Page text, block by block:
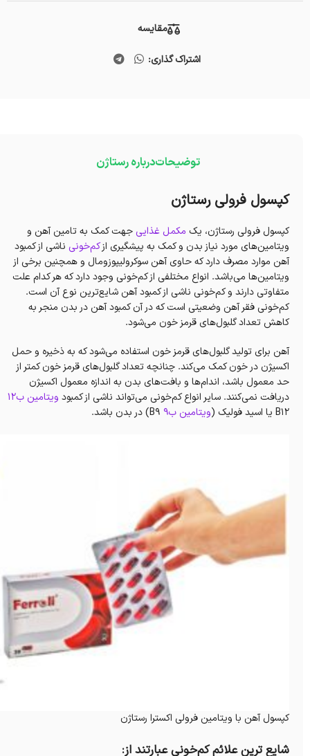
مقایسه
اشتراک گذاری:
توضیحاتدرباره رستاژن
کپسول فرولی رستاژن
کپسول فرولی رستاژن، یک مکمل غذایی جهت کمک به تامین آهن و
ویتامین‌های مورد نیاز بدن و کمک به پیشگیری ازکم‌خونی ناشی از کمبود
آهن موارد مصرف‌ دارد که حاوی آهن سوکرولیپوزومال و همچنین برخی از
ویتامین‌ها می‌باشد. انواع مختلفی از کم‌خونی وجود دارد که هر کدام علت
متفاوتی دارند و کم‌خونی ناشی از کمبود آهن شایع‌ترین نوع آن است.
کم‌خونی فقر آهن وضعیتی است که در آن کمبود آهن در بدن منجر به
کاهش تعداد گلبول‌های قرمز خون می‌شود.
آهن برای تولید گلبول‌های قرمز خون استفاده می‌شود که به ذخیره و حمل
اکسیژن در خون کمک می‌کند. چنانچه تعداد گلبول‌های قرمز خون کمتر از
حد معمول باشد، اندام‌ها و بافت‌های بدن به اندازه معمول اکسیژن
دریافت نمی‌کنند. سایر انواع کم‌خونی می‌تواند ناشی از کمبود ویتامین ب۱۲
B12 یا اسید فولیک (
ویتامین ب۹
کپسول آهن با ویتامین فرولی اکسترا رستاژن
شایع ترین علائم کم‌خونی عبارتند از: